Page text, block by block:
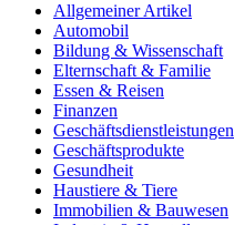
Allgemeiner Artikel
Automobil
Bildung & Wissenschaft
Elternschaft & Familie
Essen & Reisen
Finanzen
Geschäftsdienstleistungen
Geschäftsprodukte
Gesundheit
Haustiere & Tiere
Immobilien & Bauwesen